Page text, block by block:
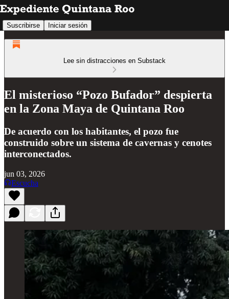
Suscribirse Iniciar sesión
Lee sin distracciones en Substack
El misterioso “Pozo Bufador” despierta
en la Zona Maya de Quintana Roo
De acuerdo con los habitantes, el pozo fue
construido sobre un sistema de cavernas y cenotes
interconectados.
jun 03, 2026
Escucha